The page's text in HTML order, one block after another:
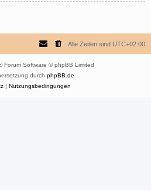
Alle Zeiten sind UTC+02:00
Forum Software © phpBB Limited
durch phpBB.de
| Nutzungsbedingungen